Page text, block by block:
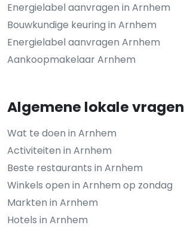
Energielabel aanvragen in Arnhem
Bouwkundige keuring in Arnhem
Energielabel aanvragen Arnhem
Aankoopmakelaar Arnhem
Algemene lokale vragen
Wat te doen in Arnhem
Activiteiten in Arnhem
Beste restaurants in Arnhem
Winkels open in Arnhem op zondag
Markten in Arnhem
Hotels in Arnhem